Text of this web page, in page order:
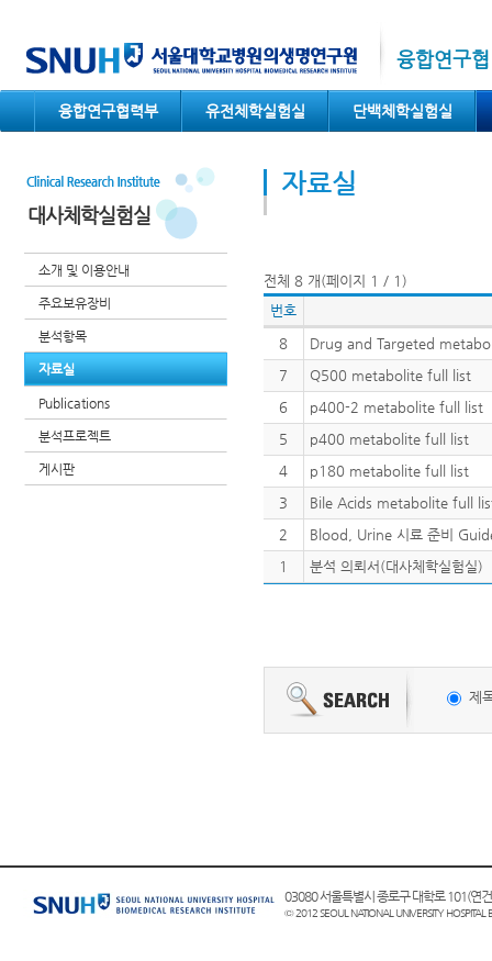
융합연구
융합연구협력부 유전체학실험실 단백체학실험실
대사체학실험실
소개 및 이용안내
주요보유장비
분석항목
자료실
Publications
분석프로젝트
게시판
자료실
전체 8 개(페이지 1 / 1)
번호
8
Drug and Targeted
7
Q500 metabolite full list
6
p400-2 metabolite full list
5
p400 metabolite full list
4
p180 metabolite full list
3
Bile Acids metabolite full
2
Blood, Urine 시료 준비
1
분석 의뢰서(대사체학실험실)
제
03080 서울특별시 종로구 대학로 101(연
© 2012 SEOUL NATIONAL UNIVERSITY HOSPITAL